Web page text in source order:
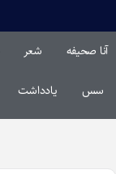
آنا صحیفه شعر
سس یادداشت